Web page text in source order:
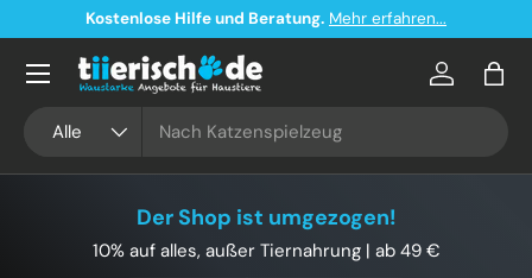
Direkt zum Inhalt
Kostenlose Hilfe und Beratung. Mehr erfahren...
Alle
Konto
Der Shop ist umgezogen!
10% auf alles, außer Tiernahrung | ab 49 €